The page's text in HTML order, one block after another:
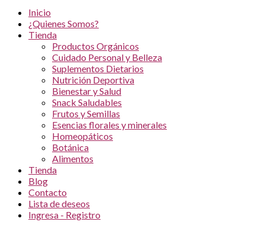
Inicio
¿Quienes Somos?
Tienda
Productos Orgánicos
Cuidado Personal y Belleza
Suplementos Dietarios
Nutrición Deportiva
Bienestar y Salud
Snack Saludables
Frutos y Semillas
Esencias florales y minerales
Homeopáticos
Botánica
Alimentos
Tienda
Blog
Contacto
Lista de deseos
Ingresa - Registro